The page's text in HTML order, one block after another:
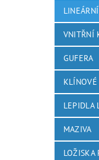
VNITŘNÍ
GUFERA
LEPIDLA
MAZIVA
LOŽISKA